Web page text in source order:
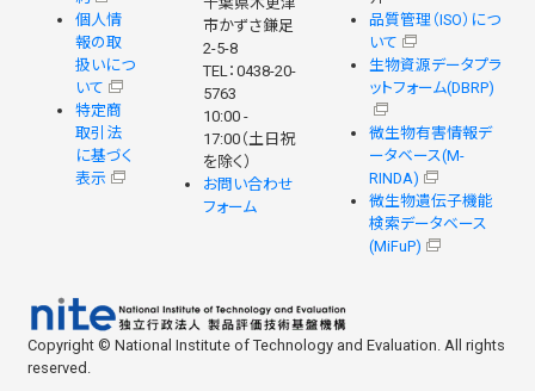
個人情
報の取
扱いにつ
いて
特定商
取引法
に基づく
表示
市かずさ鎌足
2-5-8
TEL：0438-20-
5763
10:00 -
17:00（土日祝
を除く）
お問い合わせ
フォーム
品質管理（ISO）につ
いて
生物資源データプラ
ットフォーム(DBRP)
微生物有害情報デ
ータベース(M-
RINDA)
微生物遺伝子機能
検索データベース
(MiFuP)
Copyright © National Institute of Technology and Evaluation. All rights
reserved.